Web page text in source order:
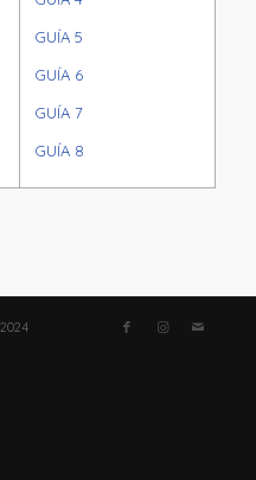
GUÍA 5
GUÍA 6
GUÍA 7
GUÍA 8